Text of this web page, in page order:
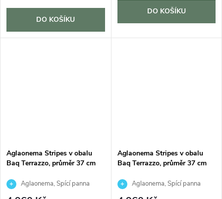
DO KOŠÍKU
DO KOŠÍKU
Aglaonema Stripes v obalu
Baq Terrazzo, průměr 37 cm
Aglaonema, Spící panna
Aglaonema Stripes v obalu
Baq Terrazzo, průměr 37 cm
Aglaonema, Spící panna